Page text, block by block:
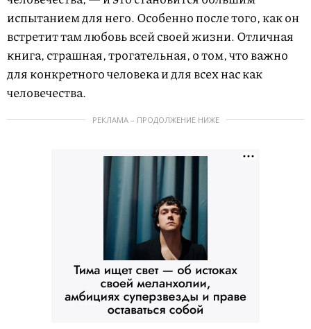
испытанием для него. Особенно после того, как он
встретит там любовь всей своей жизни. Отличная
книга, страшная, трогательная, о том, что важно
для конкретного человека и для всех нас как
человечества.
РЕКЛАМА – ПРОДОЛЖЕНИЕ НИЖЕ